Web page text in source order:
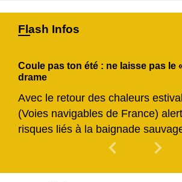
Flash Infos
Coule pas ton été : ne laisse pas le
drame
Avec le retour des chaleurs
(Voies navigables de France)
risques liés à la baignade
chevron_left Previous
chevron_right